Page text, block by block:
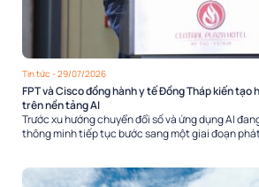
Tin tức - 29/07/2026
FPT và Cisco đồng hành y tế Đồng Tháp kiến tạo
trên nền tảng AI
Trước xu hướng chuyển đổi số và ứng dụng AI
thông minh tiếp tục bước sang một giai đoạn